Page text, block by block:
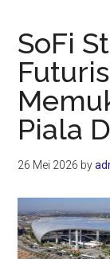
SoFi
Piala
26 Mei 2026 by